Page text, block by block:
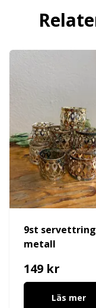
9st
metall
149 kr
Läs mer